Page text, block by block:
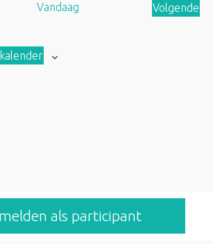
Vandaag
Volgende
als participant